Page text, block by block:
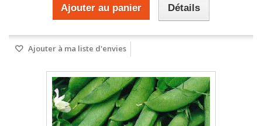
Ajouter au panier Détails
Ajouter à ma liste d'envies